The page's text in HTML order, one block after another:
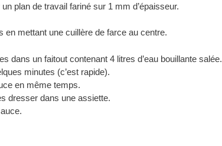
plan de travail fariné sur 1 mm d’épaisseur.
en mettant une cuillère de farce au centre.
dans un faitout contenant 4 litres d’eau bouillante salée.
minutes (c’est rapide).
en même temps.
dresser dans une assiette.